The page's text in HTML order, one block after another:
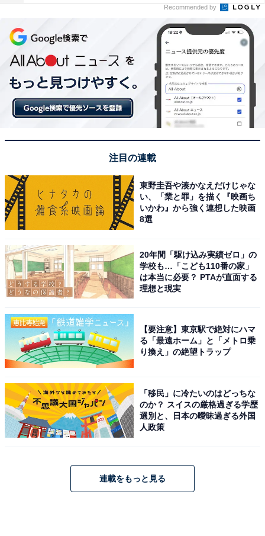
・一部の対象商品が通常価格よりも割引されるAmazon
Prime限定価格
・生鮮食品から日用品まで配送してくれる「Amazonネ
ットスーパー」
また、同居の家族2人まで特典を共有できる「家族会
員」制度もあります。Amazonプライムに登録して、お
得にお買い物を楽しみましょう。
Amazonプライム 30日間の無料体験を始める
※掲載されている情報は記事公開時のものです。あらか
じめご了承ください。
また、記事中の商品を購入すると、売上の一部がオール
アバウトに還元されることがあります
こちらもおすすめ
【Amazonお買い得情報】ゼンハイザー「ワイ
ヤレスヘッドホン」が今だけ52％オフ！ 高音質
Recommended by
注目の連載
東野圭吾や湊かなえだけじゃな
い、「業と罪」を描く『映画ち
いかわ』から強く連想した映画
8選
20年間「駆け込み実績ゼロ」の
学校も…「こども110番の家」
は本当に必要？ PTAが直面する
理想と現実
【要注意】東京駅で絶対にハマ
る「最遠ホーム」と「メトロ乗
り換え」の絶望トラップ
「移民」に冷たいのはどっちな
のか？ スイスの厳格過ぎる学歴
選別と、日本の曖昧過ぎる外国
人政策
連載をもっと見る